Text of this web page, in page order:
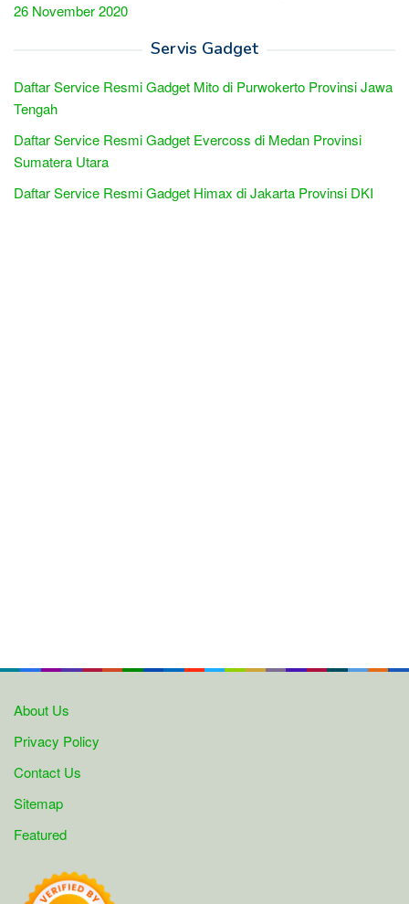
26 November 2020
Servis Gadget
Daftar Service Resmi Gadget Mito di Purwokerto Provinsi Jawa
Tengah
Daftar Service Resmi Gadget Evercoss di Medan Provinsi
Sumatera Utara
Daftar Service Resmi Gadget Himax di Jakarta Provinsi DKI
About Us
Privacy Policy
Contact Us
Sitemap
Featured